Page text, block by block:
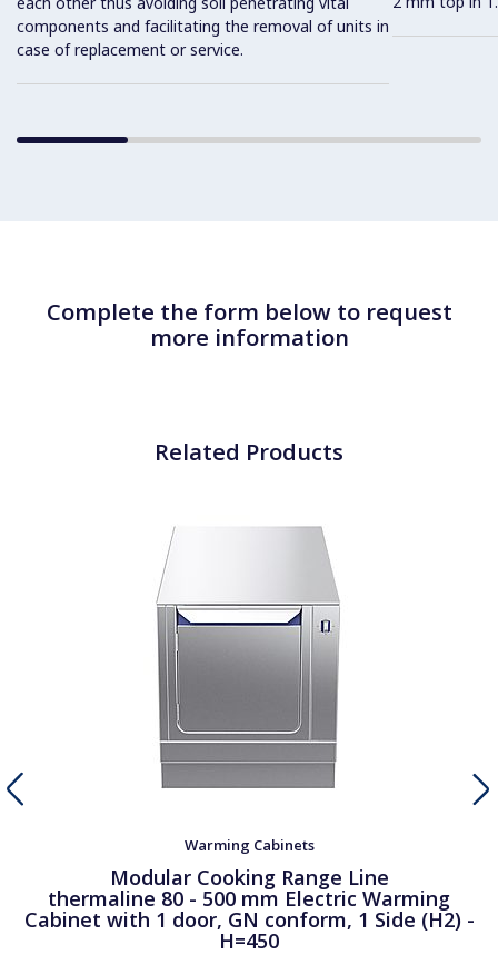
components and facilitating the removal of units in
case of replacement or service.
Complete the form below to request
more information
Related Products
Warming Cabinets
Modular Cooking Range Line
thermaline 80 - 500 mm Electric Warming
Cabinet with 1 door, GN conform, 1 Side (H2) -
H=450